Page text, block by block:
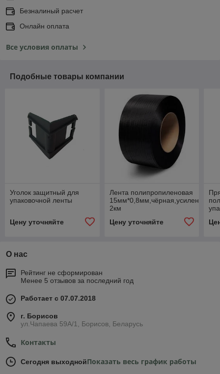
Безналиный расчет
Онлайн оплата
Все условия оплаты
Подобные товары компании
Уголок защитный для
упаковочной ленты
Цену уточняйте
Лента полипропиленовая
15мм*0,8мм,чёрная,усиленная
2км
Цену уточняйте
О нас
Рейтинг не сформирован
Менее 5 отзывов за последний год
Работает с 07.07.2018
г. Борисов
ул.Чапаева 59А/1, Борисов, Беларусь
Контакты
Сегодня выходнойПоказать весь график работы